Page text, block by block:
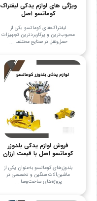
ویژگی های لوازم یدکی لیفتراک
کوماتسو اصل
لیفتراک‌های کوماتسو یکی از
محبوب‌ترین و پرکاربردترین تجهیزات
حمل‌ونقل در صنایع مختلف ...
فروش لوازم یدکی بلدوزر
کوماتسو اصل با قیمت ارزان
بلدوزرهای کوماتسو به‌عنوان یکی از
ماشین‌آلات سنگین و تخصصی در
پروژه‌های ساخت‌وسا ...